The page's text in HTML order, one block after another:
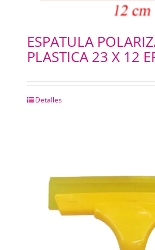
ESPATULA
PLASTICA 23 X 12
Detalles